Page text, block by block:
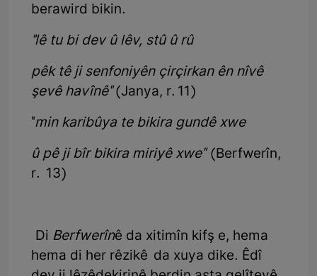
berawird bikin.
"lê tu bi dev û lêv, stû û rû
pêk tê ji senfoniyên çirçirkan ên nîvê
şevê havînê"(Janya, r. 11)
"min karibûya te bikira gundê xwe
û pê ji bîr bikira miriyê xwe"(Berfwerîn,
r. 13)
Di Berfwerînê da xitimîn kifş e, hema
hema di her rêzikê da xuya dike. Êdî